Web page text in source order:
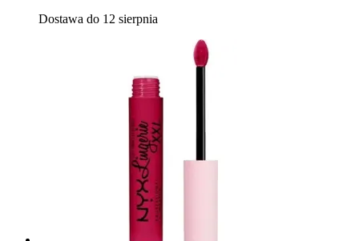
Dostawa do 12 sierpnia